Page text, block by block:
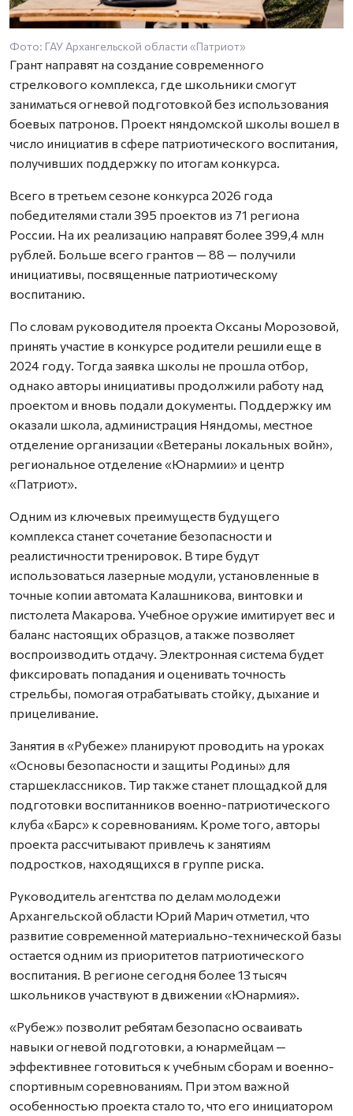
Фото: ГАУ Архангельской области «Патриот»
Грант направят на создание современного
стрелкового комплекса, где школьники смогут
заниматься огневой подготовкой без использования
боевых патронов. Проект няндомской школы вошел в
число инициатив в сфере патриотического воспитания,
получивших поддержку по итогам конкурса.
Всего в третьем сезоне конкурса 2026 года
победителями стали 395 проектов из 71 региона
России. На их реализацию направят более 399,4 млн
рублей. Больше всего грантов — 88 — получили
инициативы, посвященные патриотическому
воспитанию.
По словам руководителя проекта Оксаны Морозовой,
принять участие в конкурсе родители решили еще в
2024 году. Тогда заявка школы не прошла отбор,
однако авторы инициативы продолжили работу над
проектом и вновь подали документы. Поддержку им
оказали школа, администрация Няндомы, местное
отделение организации «Ветераны локальных войн»,
региональное отделение «Юнармии» и центр
«Патриот».
Одним из ключевых преимуществ будущего
комплекса станет сочетание безопасности и
реалистичности тренировок. В тире будут
использоваться лазерные модули, установленные в
точные копии автомата Калашникова, винтовки и
пистолета Макарова. Учебное оружие имитирует вес и
баланс настоящих образцов, а также позволяет
воспроизводить отдачу. Электронная система будет
фиксировать попадания и оценивать точность
стрельбы, помогая отрабатывать стойку, дыхание и
прицеливание.
Занятия в «Рубеже» планируют проводить на уроках
«Основы безопасности и защиты Родины» для
старшеклассников. Тир также станет площадкой для
подготовки воспитанников военно-патриотического
клуба «Барс» к соревнованиям. Кроме того, авторы
проекта рассчитывают привлечь к занятиям
подростков, находящихся в группе риска.
Руководитель агентства по делам молодежи
Архангельской области Юрий Марич отметил, что
развитие современной материально-технической базы
остается одним из приоритетов патриотического
воспитания. В регионе сегодня более 13 тысяч
школьников участвуют в движении «Юнармия».
«Рубеж» позволит ребятам безопасно осваивать
навыки огневой подготовки, а юнармейцам —
эффективнее готовиться к учебным сборам и военно-
спортивным соревнованиям. При этом важной
особенностью проекта стало то, что его инициатором